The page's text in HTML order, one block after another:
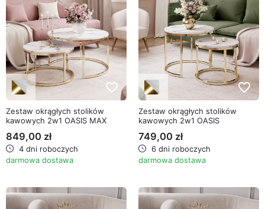
favorite_border
Zestaw okrągłych stolików
kawowych 2w1 OASIS MAX
849,00 zł
4 dni roboczych
darmowa dostawa
favorite_border
Zestaw okrągłych stolików
kawowych 2w1 OASIS
749,00 zł
6 dni roboczych
darmowa dostawa